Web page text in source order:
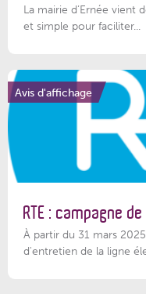
La mairie d’Ernée
et simple pour faciliter...
Avis d'affichage
RTE : campagne
À partir du 31 mars
d'entretien de la ligne